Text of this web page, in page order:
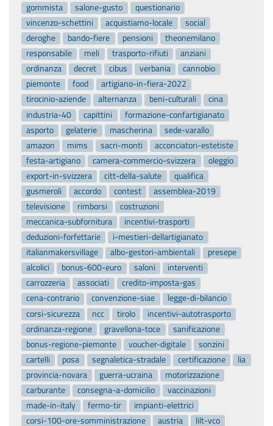
gommista
salone-gusto
questionario
vincenzo-schettini
acquistiamo-locale
social
deroghe
bando-fiere pensioni
theonemilano
responsabile
meli trasporto-rifiuti
anziani
ordinanza
decret cibus verbania
cannobio
piemonte
food
artigiano-in-fiera-2022
tirocinio-aziende
alternanza beni-culturali
cina
industria-40
capittini
formazione-confartigianato
asporto
gelaterie mascherina
sede-varallo
amazon
mims sacri-monti
acconciatori-estetiste
festa-artigiano
camera-commercio-svizzera
oleggio
export-in-svizzera
citt-della-salute
qualifica
gusmeroli
accordo contest
assemblea-2019
televisione
rimborsi
costruzioni
meccanica-subfornitura
incentivi-trasporti
deduzioni-forfettarie
i-mestieri-dellartigianato
italianmakersvillage
albo-gestori-ambientali
presepe
alcolici
bonus-600-euro saloni
interventi
carrozzeria
associati
credito-imposta-gas
cena-contrario
convenzione-siae
legge-di-bilancio
corsi-sicurezza
ncc tirolo
incentivi-autotrasporto
ordinanza-regione
gravellona-toce
sanificazione
bonus-regione-piemonte
voucher-digitale
sonzini
cartelli
posa segnaletica-stradale certificazione
lia
provincia-novara
guerra-ucraina
motorizzazione
carburante
consegna-a-domicilio
vaccinazioni
made-in-italy
fermo-tir
impianti-elettrici
corsi-100-ore-somministrazione
austria lilt-vco